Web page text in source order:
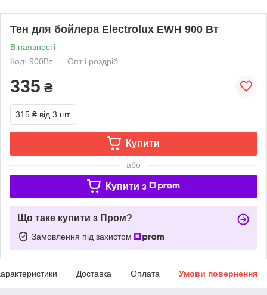
Тен для бойлера Electrolux EWH 900 Вт
В наявності
Код: 900Вт
Опт і роздріб
335 ₴
315 ₴ від 3 шт.
Купити
або
Купити з
Що таке купити з Пром?
Замовлення під захистом
Доставка Оплата Умови повернення